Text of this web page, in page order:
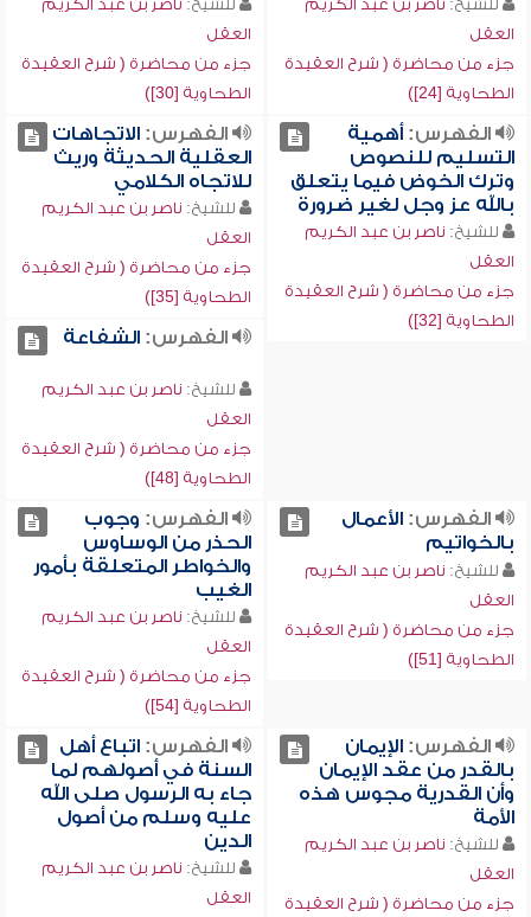
للشيخ: ناصر بن عبد الكريم
العقل
جزء من محاضرة ( شرح العقيدة
الطحاوية [24])
للشيخ: ناصر بن عبد الكريم
العقل
جزء من محاضرة ( شرح العقيدة
الطحاوية [30])
الفهرس:أهمية
التسليم للنصوص
وترك الخوض فيما يتعلق
بالله عز وجل لغير ضرورة
للشيخ: ناصر بن عبد الكريم
العقل
جزء من محاضرة ( شرح العقيدة
الطحاوية [32])
الفهرس:الاتجاهات
العقلية الحديثة وريث
للاتجاه الكلامي
للشيخ: ناصر بن عبد الكريم
العقل
جزء من محاضرة ( شرح العقيدة
الطحاوية [35])
الفهرس:الشفاعة
للشيخ: ناصر بن عبد الكريم
العقل
جزء من محاضرة ( شرح العقيدة
الطحاوية [48])
الفهرس:الأعمال
بالخواتيم
للشيخ: ناصر بن عبد الكريم
العقل
جزء من محاضرة ( شرح العقيدة
الطحاوية [51])
الفهرس: وجوب
الحذر من الوساوس
والخواطر المتعلقة بأمور
الغيب
للشيخ: ناصر بن عبد الكريم
العقل
جزء من محاضرة ( شرح العقيدة
الطحاوية [54])
الفهرس:الإيمان
بالقدر من عقد الإيمان
وأن القدرية مجوس هذه
الأمة
للشيخ: ناصر بن عبد الكريم
العقل
جزء من محاضرة ( شرح العقيدة
الفهرس:اتباع أهل
السنة في أصولهم لما
جاء به الرسول صلى الله
عليه وسلم من أصول
الدين
للشيخ: ناصر بن عبد الكريم
العقل